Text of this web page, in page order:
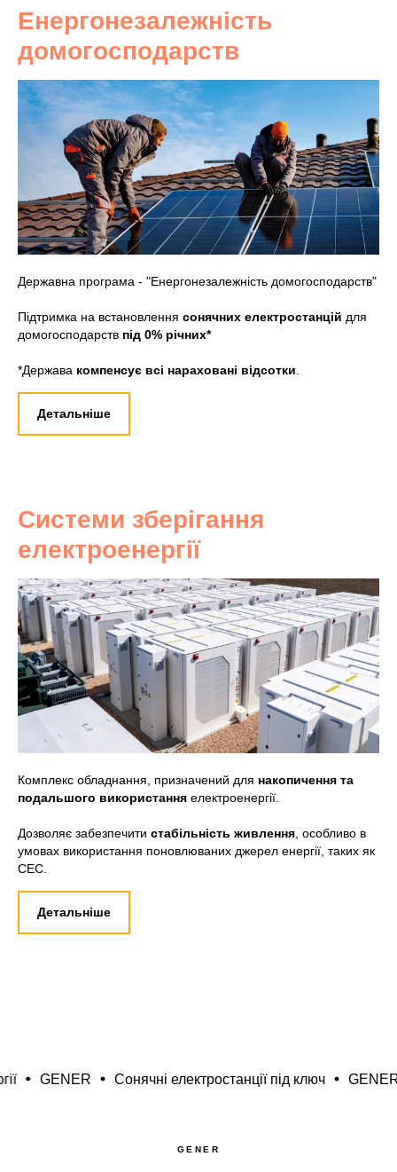
Енергонезалежність
домогосподарств
Державна програма - "Енергонезалежність домогосподарств"
Підтримка на встановлення сонячних електростанцій для
домогосподарств під 0% річних*
*Держава компенсує всі нараховані відсотки
Детальніше
Системи зберігання
електроенергії
Комплекс обладнання, призначений для накопичення та
подальшого використання електроенергії.
Дозволяє забезпечити стабільність живлення , особливо в
умовах використання поновлюваних джерел енергії, таких як
СЕС.
Детальніше
Сонячні електростанції під ключ GENER
GENER